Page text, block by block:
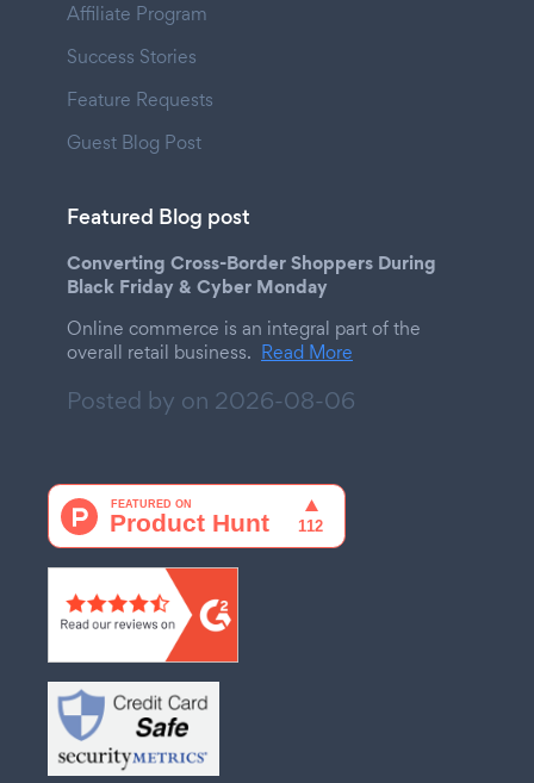
Affiliate Program
Success Stories
Feature Requests
Guest Blog Post
Featured Blog post
Converting Cross-Border Shoppers During
Black Friday & Cyber Monday
Online commerce is an integral part of the
overall retail business. Read More
Posted by on 2026-08-06